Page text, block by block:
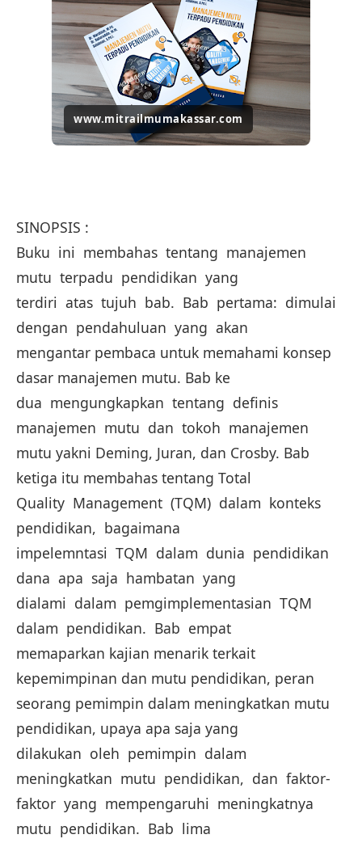
www.mitrailmumakassar.com
SINOPSIS :
Buku ini membahas tentang manajemen
mutu terpadu pendidikan yang
terdiri atas tujuh bab. Bab pertama: dimulai
dengan pendahuluan yang akan
mengantar pembaca untuk memahami konsep
dasar manajemen mutu. Bab ke
dua mengungkapkan tentang definis
manajemen mutu dan tokoh manajemen
mutu yakni Deming, Juran, dan Crosby. Bab
ketiga itu membahas tentang Total
Quality Management (TQM) dalam konteks
pendidikan, bagaimana
impelemntasi TQM dalam dunia pendidikan
dana apa saja hambatan yang
dialami dalam pemgimplementasian TQM
dalam pendidikan. Bab empat
memaparkan kajian menarik terkait
kepemimpinan dan mutu pendidikan, peran
seorang pemimpin dalam meningkatkan mutu
pendidikan, upaya apa saja yang
dilakukan oleh pemimpin dalam
meningkatkan mutu pendidikan, dan faktor-
faktor yang mempengaruhi meningkatnya
mutu pendidikan. Bab lima